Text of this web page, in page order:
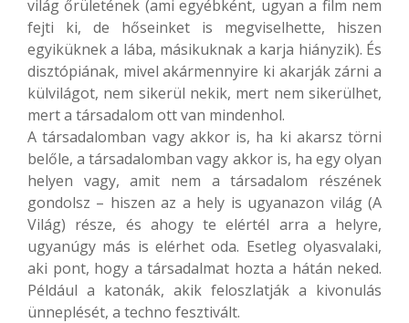
világ őrületének (ami egyébként, ugyan a film nem
fejti ki, de hőseinket is megviselhette, hiszen
egyiküknek a lába, másikuknak a karja hiányzik). És
disztópiának, mivel akármennyire ki akarják zárni a
külvilágot, nem sikerül nekik, mert nem sikerülhet,
mert a társadalom ott van mindenhol.
A társadalomban vagy akkor is, ha ki akarsz törni
belőle, a társadalomban vagy akkor is, ha egy olyan
helyen vagy, amit nem a társadalom részének
gondolsz – hiszen az a hely is ugyanazon világ (A
Világ) része, és ahogy te elértél arra a helyre,
ugyanúgy más is elérhet oda. Esetleg olyasvalaki,
aki pont, hogy a társadalmat hozta a hátán neked.
Például a katonák, akik feloszlatják a kivonulás
ünneplését, a techno fesztivált.